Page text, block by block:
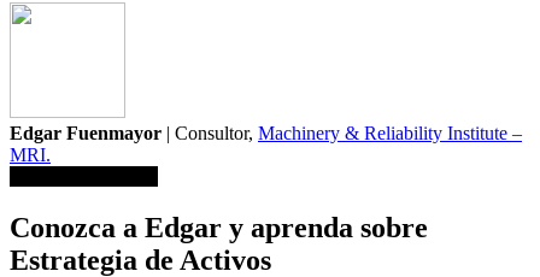
Edgar Fuenmayor | Consultor, Machinery & Reliability Institute –
MRI.
Conozca a Edgar y aprenda sobre
Estrategia de Activos